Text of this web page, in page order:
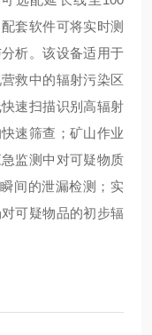
套软件可将实时测
析。该设备适用于
救中的辐射污染区
速扫描识别高辐射
速筛查；矿山作业
监测中对可疑物质
间的泄漏检测；实
可疑物品的初步辐